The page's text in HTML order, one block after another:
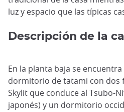
luz y espacio que las típicas
Descripción de la
En la planta baja se
dormitorio de tatami con dos
Skylit que conduce al Tsubo-
japonés) y un dormitorio